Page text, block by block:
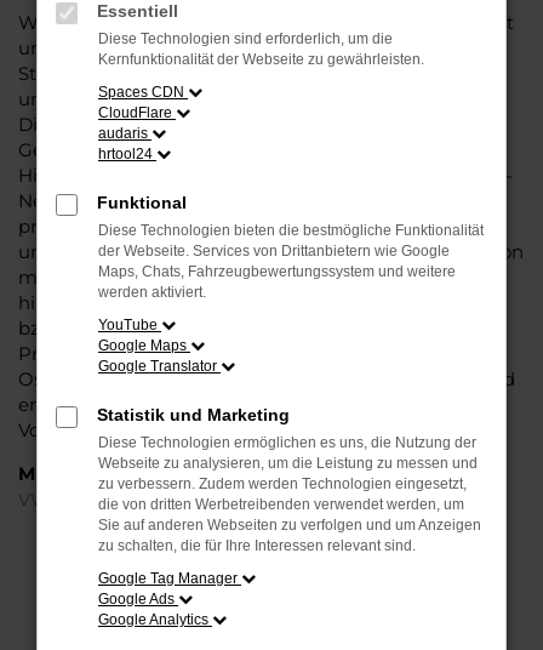
Wer in puncto Qualität keinerlei Kompromisse eingeht
und bei Fahrten durch Osnabrück auf dem neuesten
Stand der Automobiltechnik sein möchte, landet
unweigerlich bei einem VW T-Roc EU-Neuwagen.
Dieses Fahrzeug überzeugt vor allem in der aktuellen
Generation in den Vergleichstests und gilt in vielerlei
Hinsicht als Trendsetter. Wenn Sie Ihren VW T-Roc EU-
Neuwagen für Osnabrück bei Steinböhmer kaufen,
profitieren Sie gleich mehrfach. So bieten wir einen
umfangreichen Service und bringen eine Erfahrung von
mehr als 80 Jahren in die Beratung mit ein. Darüber
hinaus sichern Sie sich bei jedem Kauf einen Rabatt
bzw. Nachlass, der teilweise im zweistelligen
Prozentbereich liegt. VW T-Roc EU-Neuwagen für
Osnabrück sind bei uns auch im Leasing zu haben und
entsprechend zu 100 Prozent Ihren individuellen
Vorstellungen.
Marken
VW
FEHLER: NETWORK ERROR
Beim Laden ist ein Fehler aufgetreten.
Essentiell
Diese Technologien sind erforderlich, um die
Kernfunktionalität der Webseite zu gewährleisten.
Spaces CDN
CloudFlare
audaris
hrtool24
Funktional
Diese Technologien bieten die bestmögliche Funktionalität
der Webseite. Services von Drittanbietern wie Google
Maps, Chats, Fahrzeugbewertungssystem und weitere
werden aktiviert.
YouTube
Google Maps
Google Translator
Statistik und Marketing
Diese Technologien ermöglichen es uns, die Nutzung der
Webseite zu analysieren, um die Leistung zu messen und
zu verbessern. Zudem werden Technologien eingesetzt,
die von dritten Werbetreibenden verwendet werden, um
Sie auf anderen Webseiten zu verfolgen und um Anzeigen
zu schalten, die für Ihre Interessen relevant sind.
Google Tag Manager
Google Ads
Google Analytics